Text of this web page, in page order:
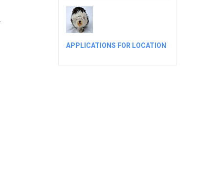
APPLICATIONS FOR LOCATION